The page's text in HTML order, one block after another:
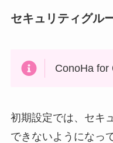
セキュリティグル
ConoHa for
初期設定では、セキ
できないようになっ